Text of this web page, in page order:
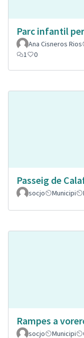
Parc infantil
Ana Cisneros Rios
1
0
Passeig de
socjo
Municipi
Rampes a
socjo
Municipi